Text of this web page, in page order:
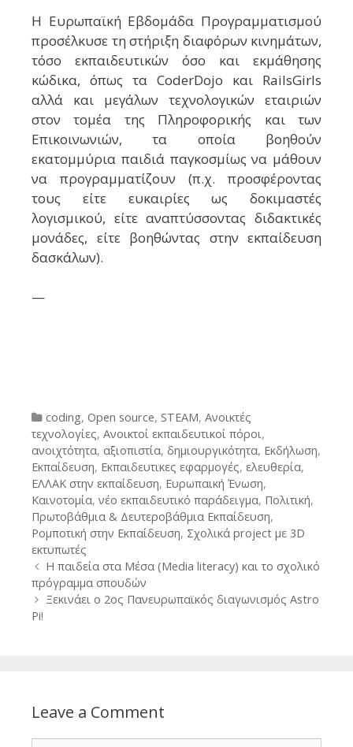
Η Ευρωπαϊκή Εβδομάδα Προγραμματισμού
προσέλκυσε τη στήριξη διαφόρων κινημάτων,
τόσο εκπαιδευτικών όσο και εκμάθησης
κώδικα, όπως τα CoderDojo και RailsGirls
αλλά και μεγάλων τεχνολογικών εταιριών
στον τομέα της Πληροφορικής και των
Επικοινωνιών, τα οποία βοηθούν
εκατομμύρια παιδιά παγκοσμίως να μάθουν
να προγραμματίζουν (π.χ. προσφέροντας
τους είτε ευκαιρίες ως δοκιμαστές
λογισμικού, είτε αναπτύσσοντας διδακτικές
μονάδες, είτε βοηθώντας στην εκπαίδευση
δασκάλων).
—
Categories
coding, Open source, STEAM, Ανοικτές
τεχνολογίες, Ανοικτοί εκπαιδευτικοί πόροι,
ανοιχτότητα, αξιοπιστία, δημιουργικότητα, Εκδήλωση,
Εκπαίδευση, Εκπαιδευτικες εφαρμογές, ελευθερία,
ΕΛΛΑΚ στην εκπαίδευση, Ευρωπαική Ένωση,
Καινοτομία, νέο εκπαιδευτικό παράδειγμα, Πολιτική,
Πρωτοβάθμια & Δευτεροβάθμια Εκπαίδευση,
Ρομποτική στην Εκπαίδευση, Σχολικά project με 3D
εκτυπωτές
Post
navigation
Η παιδεία στα Mέσα (Media literacy) και το σχολικό
πρόγραμμα σπουδών
Ξεκινάει ο 2ος Πανευρωπαϊκός διαγωνισμός Αstro
Pi!
Leave a Comment